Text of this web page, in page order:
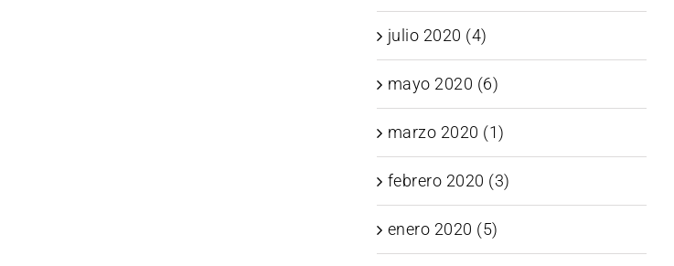
julio 2020 (4)
mayo 2020 (6)
marzo 2020 (1)
febrero 2020 (3)
enero 2020 (5)